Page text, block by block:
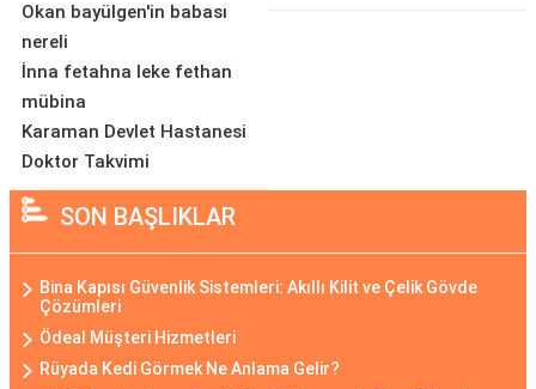
Okan bayülgen'in babası
nereli
İnna fetahna leke fethan
mübina
Karaman Devlet Hastanesi
Doktor Takvimi
SON BAŞLIKLAR
Bina Kapısı Güvenlik Sistemleri: Akıllı Kilit ve Çelik Gövde
Çözümleri
Ödeal Müşteri Hizmetleri
Rüyada Kedi Görmek Ne Anlama Gelir?